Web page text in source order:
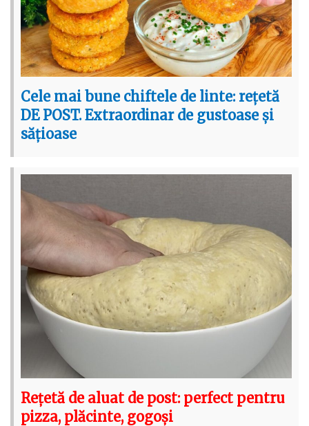
Cele mai bune chiftele de linte: rețetă
DE POST. Extraordinar de gustoase și
sățioase
Rețetă de aluat de post: perfect pentru
pizza, plăcinte, gogoși